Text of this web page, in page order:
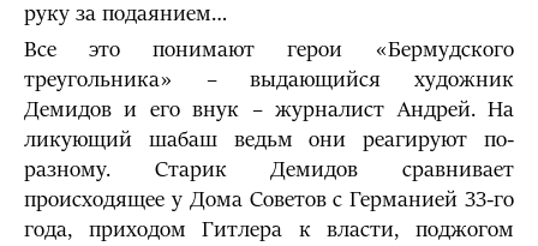
руку за подаянием…
Все это понимают герои «Бермудского
треугольника» – выдающийся художник
Демидов и его внук – журналист Андрей. На
ликующий шабаш ведьм они реагируют по-
разному. Старик Демидов сравнивает
происходящее у Дома Советов с Германией 33-го
года, приходом Гитлера к власти, поджогом